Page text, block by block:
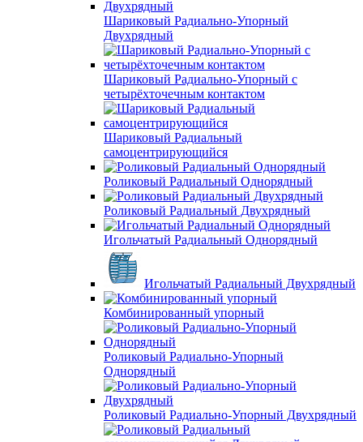
Шариковый Радиально-Упорный
Двухрядный
Шариковый Радиально-Упорный с
четырёхточечным контактом
Шариковый Радиальный
самоцентрирующийся
Роликовый Радиальный Однорядный
Роликовый Радиальный Двухрядный
Игольчатый Радиальный Однорядный
Игольчатый Радиальный Двухрядный
Комбинированный упорный
Роликовый Радиально-Упорный
Однорядный
Роликовый Радиально-Упорный Двухрядный